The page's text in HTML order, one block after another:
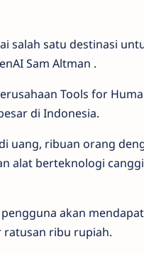
salah satu destinasi
Sam Altman .
Tools for
di Indonesia.
uang, ribuan orang
alat berteknologi
akan
ratusan ribu rupiah.